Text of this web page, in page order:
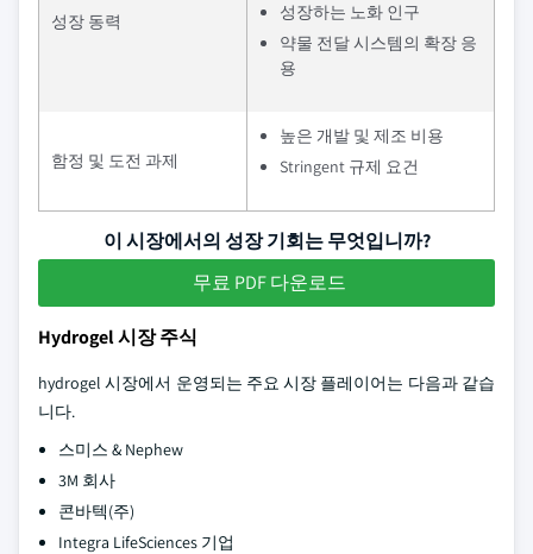
성장 동력
성장하는 노화 인구
약물 전달 시스템의 확장 응
용
함정 및 도전 과제
높은 개발 및 제조 비용
Stringent 규제 요건
이 시장에서의 성장 기회는 무엇입니까?
무료 PDF 다운로드
Hydrogel 시장 주식
hydrogel 시장에서 운영되는 주요 시장 플레이어는 다음과 같습
니다.
스미스 & Nephew
3M 회사
콘바텍(주)
Integra LifeSciences 기업